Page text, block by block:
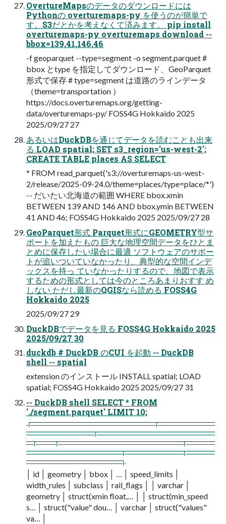
OvertureMapsのデータのダウンロードには
Pythonの overturemaps-py を使うのが簡単で
す。S3だとかを考えなくて済みます。 pip install
overturemaps-py overturemaps download --
bbox=139,41,146,46
-f geoparquet --type=segment -o segment.parquet #
bbox とtype を指定してダウンロード、GeoParquet
形式で保存 # type=segment は道路のラインデータ
（theme=transportation ）
https://docs.overturemaps.org/getting-
data/overturemaps-py/ FOSS4G Hokkaido 2025
2025/09/27 27
あるいはDuckDBを通じてデータを読むことも出来
る LOAD spatial; SET s3_region='us-west-2';
CREATE TABLE places AS SELECT
* FROM read_parquet('s3://overturemaps-us-west-
2/release/2025-09-24.0/theme=places/type=place/*')
-- だいたい北海道の範囲 WHERE bbox.xmin
BETWEEN 139 AND 146 AND bbox.ymin BETWEEN
41 AND 46; FOSS4G Hokkaido 2025 2025/09/27 28
GeoParquet形式 Parquet形式にGEOMETRY型サ
ポートを加えたもの 巨大な地理空間データをひとま
とめに保存したい場合に最適 ソフトウェアのサポー
トが追いついていなかったり、典型的な空間インデ
ックスを持っ ていなかったりするので、地図で表示
するための形式としては今のところあまりおすす め
しない ただし最新のQGISなら読める FOSS4G
Hokkaido 2025
2025/09/27 29
DuckDBでデータを見る FOSS4G Hokkaido 2025
2025/09/27 30
duckdb # DuckDB のCUI を起動 -- DuckDB
shell -- spatial
extension のインストール INSTALL spatial; LOAD
spatial; FOSS4G Hokkaido 2025 2025/09/27 31
-- DuckDB shell SELECT * FROM
'./segment.parquet' LIMIT 10;
┌──────────────────────┬──────────
────────────┬─────────────────────
─┬───┬──────────────────────┬─────
─────────────────┬──────────┬─────
─────────────────┐
│ id │ geometry │ bbox │ … │ speed_limits │
width_rules │ subclass │ rail_flags │ │ varchar │
geometry │ struct(xmin float,… │ │ struct(min_speed
s… │ struct("value" dou… │ varchar │ struct("values"
va… │